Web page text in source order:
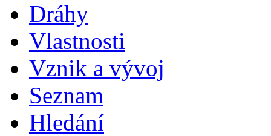
Dráhy
Vlastnosti
Vznik a vývoj
Seznam
Hledání